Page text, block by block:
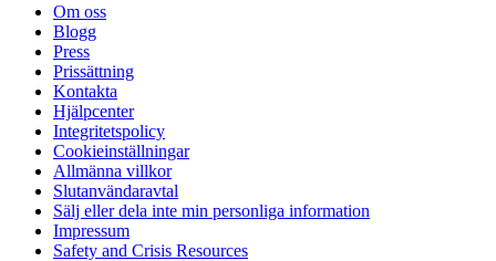
Om oss
Blogg
Press
Prissättning
Kontakta
Hjälpcenter
Integritetspolicy
Cookieinställningar
Allmänna villkor
Slutanvändaravtal
Sälj eller dela inte min personliga information
Impressum
Safety and Crisis Resources